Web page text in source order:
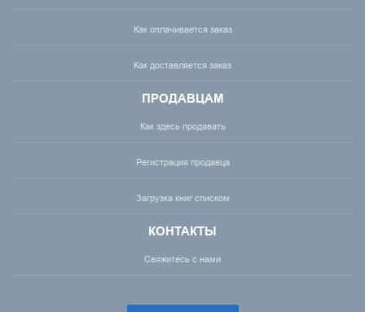
Как оплачивается заказ
Как доставляется заказ
ПРОДАВЦАМ
Как здесь продавать
Регистрация продавца
Загрузка книг списком
КОНТАКТЫ
Свяжитесь с нами